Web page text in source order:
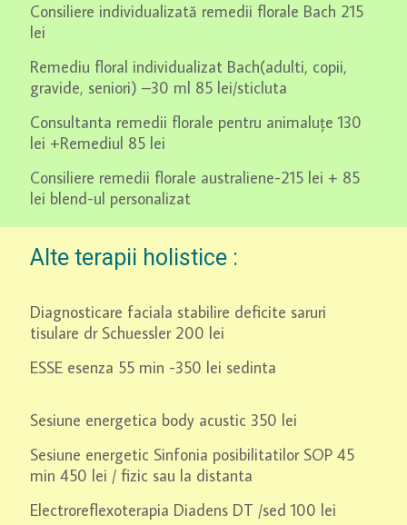
Consiliere individualizată remedii florale Bach 215
lei
Remediu floral individualizat Bach(adulti, copii,
gravide, seniori) –30 ml 85 lei/sticluta
Consultanta remedii florale pentru animaluțe 130
lei +Remediul 85 lei
Consiliere remedii florale australiene-215 lei + 85
lei blend-ul personalizat
Alte terapii holistice :
Diagnosticare faciala stabilire deficite saruri
tisulare dr Schuessler 200 lei
ESSE esenza 55 min -350 lei sedinta
Sesiune energetica body acustic 350 lei
Sesiune energetic Sinfonia posibilitatilor SOP 45
min 450 lei / fizic sau la distanta
Electroreflexoterapia Diadens DT /sed 100 lei